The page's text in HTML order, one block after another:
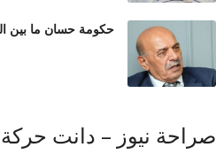
حكومة حسان ما بين
صراحة نيوز – دانت